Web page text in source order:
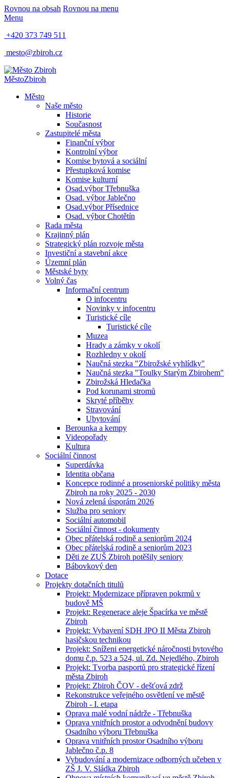
Rovnou na obsah Rovnou na menu
Menu
+420 373 749 511
mesto@zbiroh.cz
MěstoZbiroh
Město
Naše město
Historie
Současnost
Zastupitelé města
Finanční výbor
Kontrolní výbor
Komise bytová a sociální
Přestupková komise
Komise kulturní
Osad.výbor Třebnuška
Osad. výbor Jablečno
Osad.výbor Přísednice
Osad. výbor Chotětín
Rada města
Krajinný plán
Strategický plán rozvoje města
Investiční a stavební akce
Územní plán
Městské byty
Volný čas
Informační centrum
O infocentru
Novinky v infocentru
Turistické cíle
Turistické cíle
Muzea
Hrady a zámky v okolí
Rozhledny v okolí
Naučná stezka "Zbirožské vyhlídky"
Naučná stezka "Toulky Starým Zbirohem"
Zbirožská Hledačka
Pod korunami stromů
Skryté příběhy
Stravování
Ubytování
Berounka a kempy
Videopořady
Kultura
Sociální činnost
Superdávka
Identita občana
Koncepce rodinné a proseniorské politiky města
Zbiroh na roky 2025 - 2030
Nová zelená úsporám 2026
Služba pro seniory
Sociální automobil
Sociální činnost - dokumenty
Obec přátelská rodině a seniorům 2024
Obec přátelská rodině a seniorům 2023
Děti ze ZUŠ Zbiroh potěšily seniory
Bábovkový den
Dotace
Projekty dotačních titulů
Projekt: Modernizace přípraven pokrmů v
budově MŠ
Projekt: Regenerace aleje Špacírka ve městě
Zbiroh
Projekt: Vybavení SDH JPO II Města Zbiroh
hasičskou technikou
Projekt: Sníženi energetické náročnosti bytového
domu č.p. 523 a 524, ul. Zd. Nejedlého, Zbiroh
Projekt: Tvorba pasportů pro strategické řízení
města Zbiroh
Projekt: Zbiroh ČOV - dešťová zdrž
Rekonstrukce veřejného osvětlení ve městě
Zbiroh - I. etapa
Oprava malé vodní nádrže - Třebnuška
Oprava vnitřních prostor a odvodnění budovy
Osadního výboru Třebnuška
Oprava vnitřních prostor Osadního výboru
Jablečno č.p. 8
Vybudování a modernizace odborných učeben v
ZŠ J. V. Sládka Zbiroh